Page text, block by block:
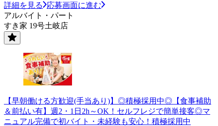
詳細を見る
応募画面に進む
アルバイト・パート
すき家 19号土岐店
【早朝働ける方歓迎(手当あり)】◎積極採用中◎【食事補助
＆前払い有】週2・1日2h～OK！セルフレジで簡単接客◎マ
ニュアル完備で初バイト・未経験も安心！積極採用中